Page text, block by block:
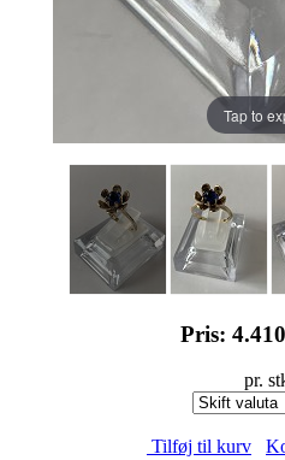
Tap to
Pris:
pr.
Tilføj til kurv